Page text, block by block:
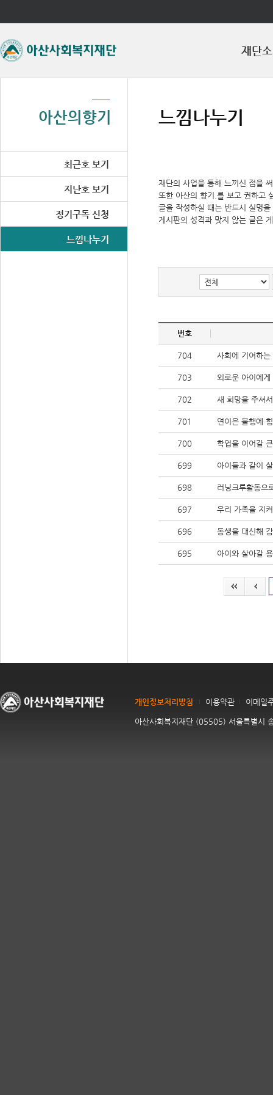
재단
아산의향기
최근호 보기
지난호 보기
정기구독 신청
느낌나누기
느낌나누기
재단의 사업을 통해 느끼신 점을
또한 아산의 향기.를 보고 권하고
글을 작성하실 때는 반드시 실명
게시판의 성격과 맞지 않는 글은
번호
704 사회에 기여하
703 외로운 아이에
702 새 희망을 주셔
701 연이은 불행에
700 학업을 이어갈
699 아이들과 같이
698 러닝크루활동으
697 우리 가족을 지
696 동생을 대신해
695 아이와 살아갈
개인정보처리방침 이용약관 이메일
아산사회복지재단 (05505) 서울특별시